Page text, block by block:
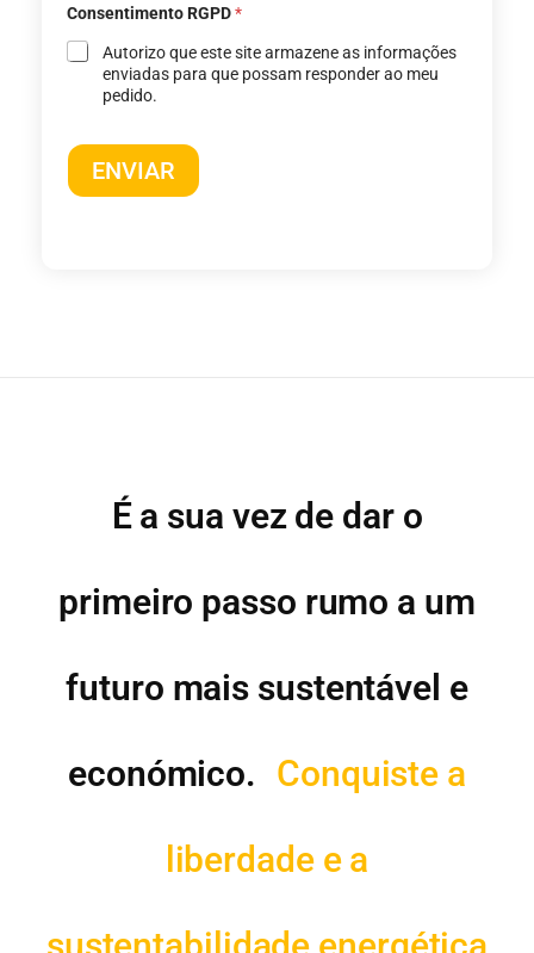
Consentimento RGPD*
Autorizo ​​que este site armazene as informações
enviadas para que possam responder ao meu
pedido.
ENVIAR
É a sua vez de dar o
primeiro passo rumo a um
futuro mais sustentável e
económico. Conquiste a
liberdade e a